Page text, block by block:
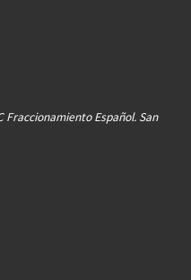
Fraccionamiento Español. San